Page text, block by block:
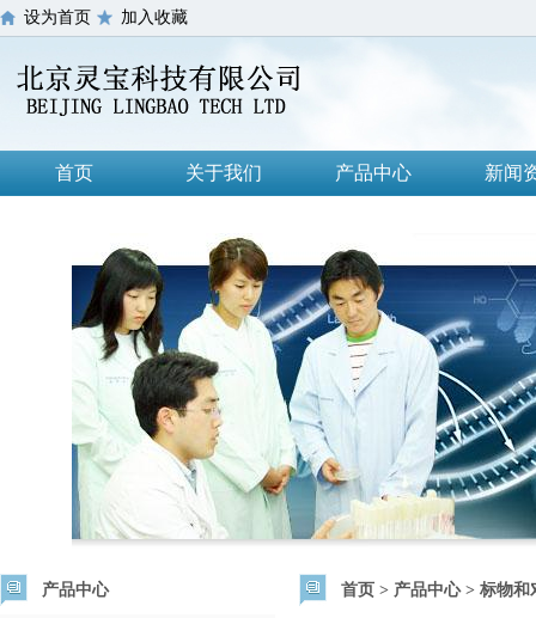
设为首页 加入收藏
首页 关于我们 产品中心 新闻
产品中心 首页 > 产品中心> 标物和